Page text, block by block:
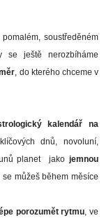
soustředěném
se ještě nerozbíháme
, do kterého chceme v
kalendář na
dnů, novoluní,
planet  jako jemnou
se můžeš během měsíce
porozumět rytmu, ve